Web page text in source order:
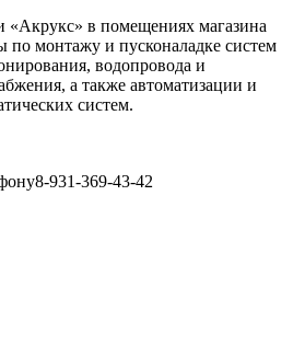
в помещениях магазина
монтажу и пусконаладке систем
водопровода и
а также автоматизации и
систем.
8-931-369-43-42